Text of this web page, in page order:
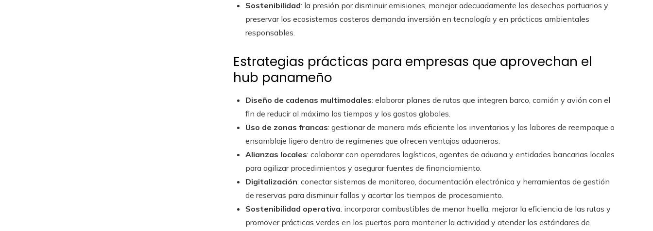
Sostenibilidad: la presión por disminuir emisiones, manejar adecuadamente los desechos portuarios y
preservar los ecosistemas costeros demanda inversión en tecnología y en prácticas ambientales
responsables.
Estrategias prácticas para empresas que aprovechan el
hub panameño
Diseño de cadenas multimodales: elaborar planes de rutas que integren barco, camión y avión con el
fin de reducir al máximo los tiempos y los gastos globales.
Uso de zonas francas: gestionar de manera más eficiente los inventarios y las labores de reempaque o
ensamblaje ligero dentro de regímenes que ofrecen ventajas aduaneras.
Alianzas locales: colaborar con operadores logísticos, agentes de aduana y entidades bancarias locales
para agilizar procedimientos y asegurar fuentes de financiamiento.
Digitalización: conectar sistemas de monitoreo, documentación electrónica y herramientas de gestión
de reservas para disminuir fallos y acortar los tiempos de procesamiento.
Sostenibilidad operativa: incorporar combustibles de menor huella, mejorar la eficiencia de las rutas y
promover prácticas verdes en los puertos para mantener la actividad y atender los estándares de